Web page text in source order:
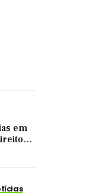
em